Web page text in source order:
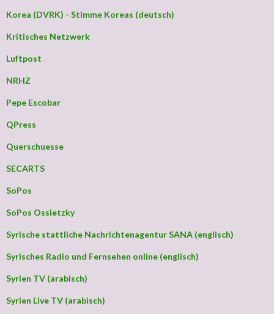
Korea (DVRK) - Stimme Koreas (deutsch)
Kritisches Netzwerk
Luftpost
NRHZ
Pepe Escobar
QPress
Querschuesse
SECARTS
SoPos
SoPos Ossietzky
Syrische stattliche Nachrichtenagentur SANA (englisch)
Syrisches Radio und Fernsehen online (englisch)
Syrien TV (arabisch)
Syrien Live TV (arabisch)